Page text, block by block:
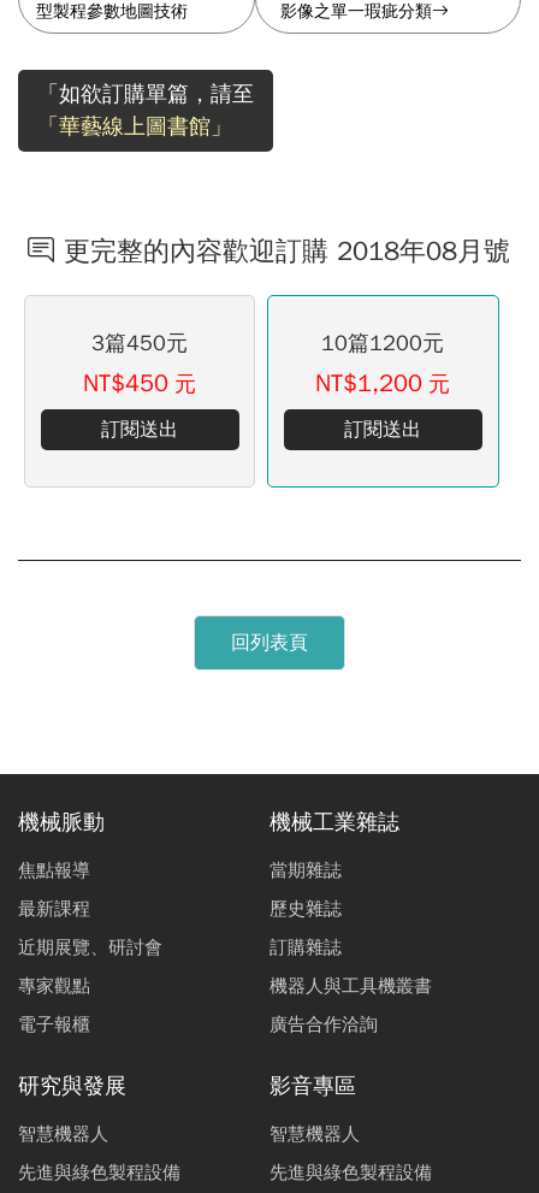
型製程參數地圖技術
影像之單一瑕疵分類
「如欲訂購單篇，請至
「華藝線上圖書館」
更完整的內容歡迎訂購 2018年08月號
3篇450元
NT$450 元
訂閱送出
10篇1200元
NT$1,200 元
訂閱送出
回列表頁
機械脈動
焦點報導
最新課程
近期展覽、研討會
專家觀點
電子報櫃
機械工業雜誌
當期雜誌
歷史雜誌
訂購雜誌
機器人與工具機叢書
廣告合作洽詢
研究與發展
智慧機器人
先進與綠色製程設備
影音專區
智慧機器人
先進與綠色製程設備